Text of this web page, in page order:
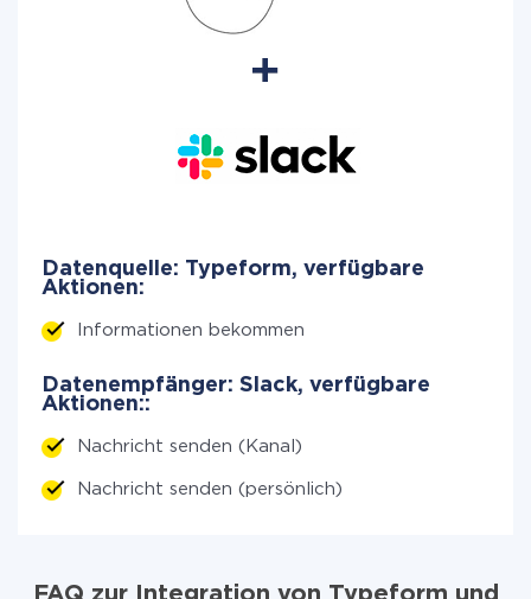
Datenquelle: Typeform, verfügbare
Aktionen:
Informationen bekommen
Datenempfänger: Slack, verfügbare
Aktionen::
Nachricht senden (Kanal)
Nachricht senden (persönlich)
FAQ zur Integration von Typeform und